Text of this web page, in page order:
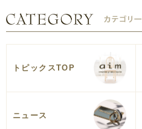
トピックスTOP
ニュース